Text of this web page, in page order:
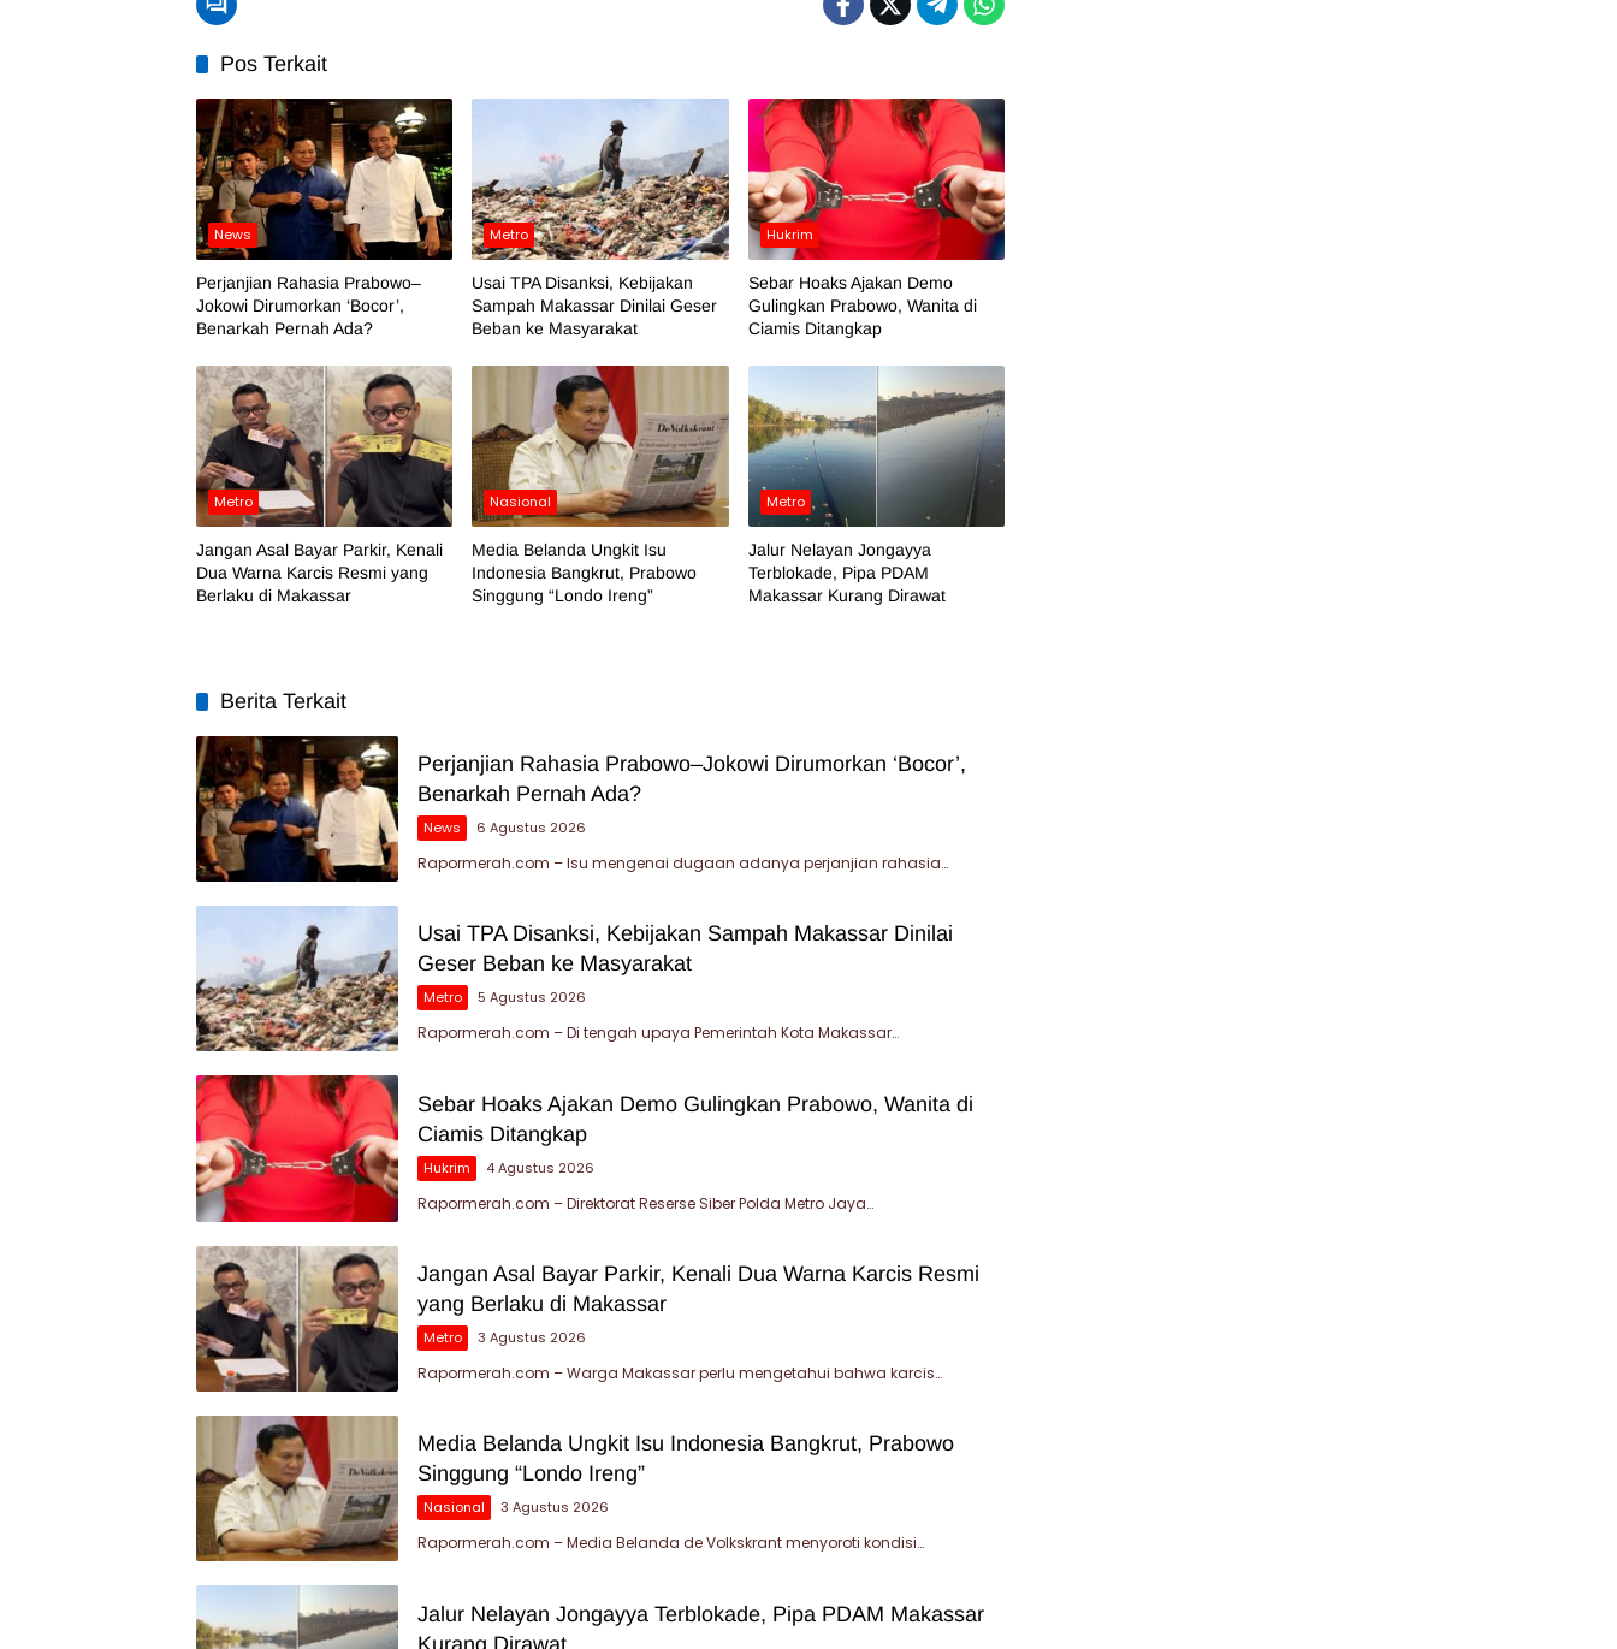
Pos Terkait
News
Perjanjian Rahasia Prabowo–
Jokowi Dirumorkan ‘Bocor’,
Benarkah Pernah Ada?
Metro
Usai TPA Disanksi, Kebijakan
Sampah Makassar Dinilai Geser
Beban ke Masyarakat
Hukrim
Sebar Hoaks Ajakan Demo
Gulingkan Prabowo, Wanita di
Ciamis Ditangkap
Metro
Jangan Asal Bayar Parkir, Kenali
Dua Warna Karcis Resmi yang
Berlaku di Makassar
Nasional
Media Belanda Ungkit Isu
Indonesia Bangkrut, Prabowo
Singgung “Londo Ireng”
Metro
Jalur Nelayan Jongayya
Terblokade, Pipa PDAM
Makassar Kurang Dirawat
Berita Terkait
Perjanjian Rahasia Prabowo–Jokowi Dirumorkan ‘Bocor’,
Benarkah Pernah Ada?
News 6 Agustus 2026
Rapormerah.com – Isu mengenai dugaan adanya perjanjian rahasia…
Usai TPA Disanksi, Kebijakan Sampah Makassar Dinilai
Geser Beban ke Masyarakat
Metro 5 Agustus 2026
Rapormerah.com – Di tengah upaya Pemerintah Kota Makassar…
Sebar Hoaks Ajakan Demo Gulingkan Prabowo, Wanita di
Ciamis Ditangkap
Hukrim 4 Agustus 2026
Rapormerah.com – Direktorat Reserse Siber Polda Metro Jaya…
Jangan Asal Bayar Parkir, Kenali Dua Warna Karcis Resmi
yang Berlaku di Makassar
Metro 3 Agustus 2026
Rapormerah.com – Warga Makassar perlu mengetahui bahwa karcis…
Media Belanda Ungkit Isu Indonesia Bangkrut, Prabowo
Singgung “Londo Ireng”
Nasional 3 Agustus 2026
Rapormerah.com – Media Belanda de Volkskrant menyoroti kondisi…
Jalur Nelayan Jongayya Terblokade, Pipa PDAM Makassar
Kurang Dirawat